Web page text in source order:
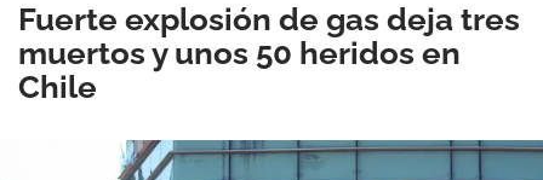
Fuerte explosión de gas deja tres
muertos y unos 50 heridos en
Chile